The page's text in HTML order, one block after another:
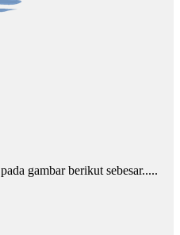
pada gambar berikut sebesar.....